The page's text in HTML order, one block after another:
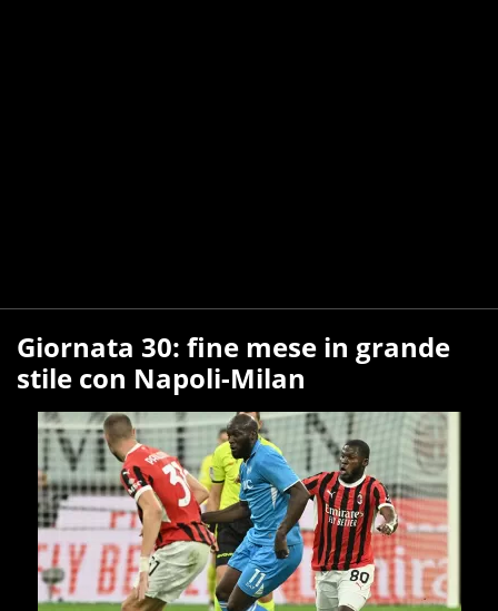
Giornata 30: fine mese in grande
stile con Napoli-Milan